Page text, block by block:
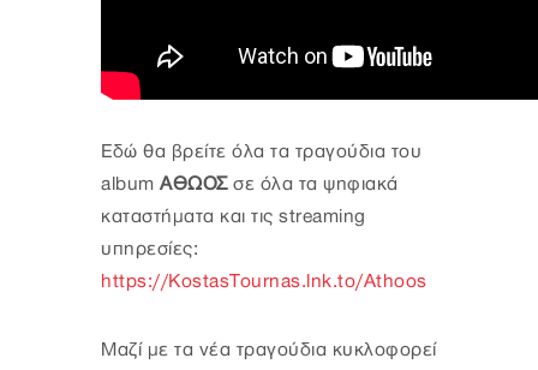
Εδώ θα βρείτε όλα τα τραγούδια του
album ΑΘΩΟΣ σε όλα τα ψηφιακά
καταστήματα και τις streaming
υπηρεσίες:
https://KostasTournas.lnk.to/Athoos
Μαζί με τα νέα τραγούδια κυκλοφορεί